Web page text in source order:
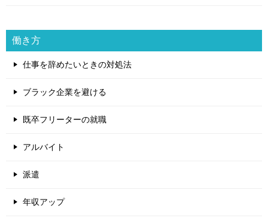
働き方
仕事を辞めたいときの対処法
ブラック企業を避ける
既卒フリーターの就職
アルバイト
派遣
年収アップ